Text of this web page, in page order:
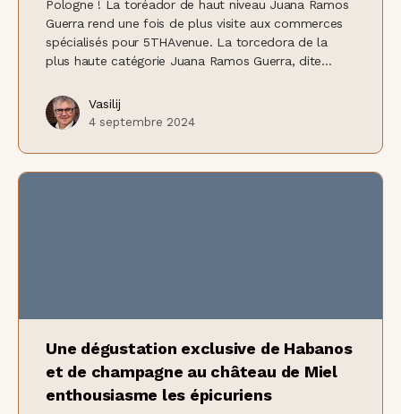
Pologne ! La toréador de haut niveau Juana Ramos
Guerra rend une fois de plus visite aux commerces
spécialisés pour 5THAvenue. La torcedora de la
plus haute catégorie Juana Ramos Guerra, dite...
Vasilij
4 septembre 2024
Une dégustation exclusive de Habanos
et de champagne au château de Miel
enthousiasme les épicuriens